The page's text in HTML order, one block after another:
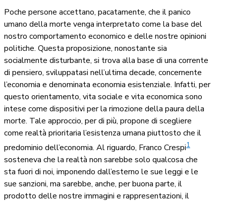
Poche persone accettano, pacatamente, che il panico
umano della morte venga interpretato come la base del
nostro comportamento economico e delle nostre opinioni
politiche. Questa proposizione, nonostante sia
socialmente disturbante, si trova alla base di una corrente
di pensiero, sviluppatasi nell’ultima decade, concernente
l’economia e denominata economia esistenziale. Infatti, per
questo orientamento, vita sociale e vita economica sono
intese come dispositivi per la rimozione della paura della
morte. Tale approccio, per di più, propone di scegliere
come realtà prioritaria l’esistenza umana piuttosto che il
predominio dell’economia. Al riguardo, Franco Crespi1
sosteneva che la realtà non sarebbe solo qualcosa che
sta fuori di noi, imponendo dall’esterno le sue leggi e le
sue sanzioni, ma sarebbe, anche, per buona parte, il
prodotto delle nostre immagini e rappresentazioni, il